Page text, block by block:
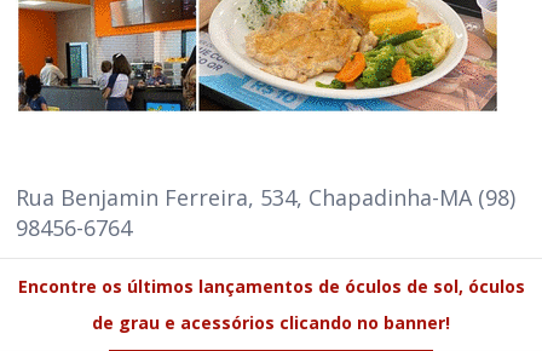
Rua Benjamin Ferreira, 534, Chapadinha-MA (98)
98456-6764
Encontre os últimos lançamentos de óculos de sol, óculos
de grau e acessórios clicando no banner!